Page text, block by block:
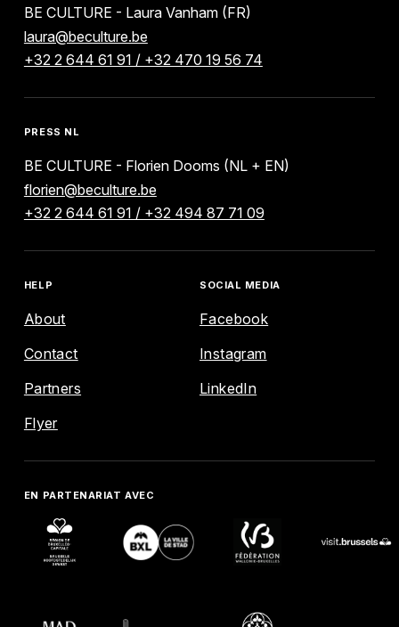
ENGLISH NEDERLANDS
EXPLORE
AGENDA
MAP
HELP
HELP
About
Contact
Partners
Flyer
SOCIAL MEDIA
Facebook
Instagram
LinkedIn
EN PARTENARIAT AVEC
BE CULTURE - Laura Vanham (FR)
laura@beculture.be
+32 2 644 61 91 / +32 470 19 56 74
PRESS NL
BE CULTURE - Florien Dooms (NL + EN)
florien@beculture.be
+32 2 644 61 91 / +32 494 87 71 09